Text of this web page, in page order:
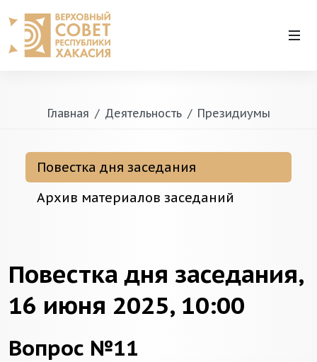
Главная Деятельность Президиумы
Повестка дня заседания
Архив материалов заседаний
Повестка дня заседания,
16 июня 2025, 10:00
Вопрос №11